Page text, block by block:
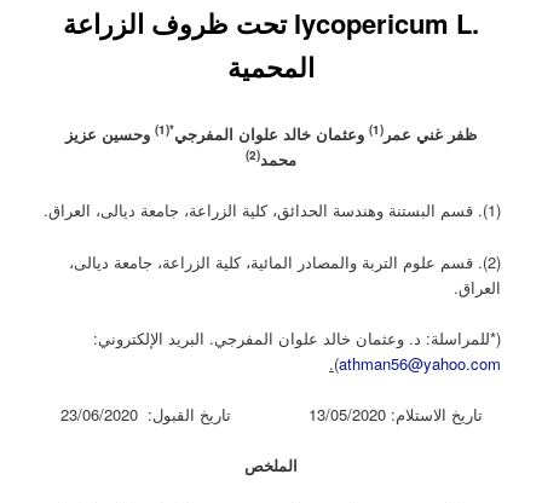
lycopericum L.‎‏ تحت ظروف الزراعة
المحمية
ظفر غني عمر (1) وعثمان خالد علوان المفرجي*(1)
وحسين عزيز
محمد(2)
(1). قسم البستنة وهندسة الحدائق، كلية الزراعة، جامعة ديالى، العراق.
(2). قسم علوم التربة والمصادر المائية، كلية الزراعة، جامعة ديالى،
العراق.
(*للمراسلة: د. وعثمان خالد علوان المفرجي. البريد الإلكتروني:
athman56@yahoo.com
).
تاريخ الاستلام: 13/05/2020 تاريخ القبول: 23/06/2020
الملخص